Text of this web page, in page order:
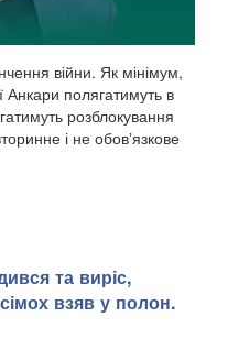
війни. Як мінімум,
Анкари полягатимуть в
розблокування
і не обовʼязкове
та виріс,
взяв у полон.